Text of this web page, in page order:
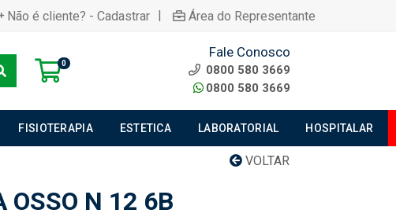
Não é cliente? - Cadastrar | Área do Representante
0
Fale Conosco
0800 580 3669
0800 580 3669
FISIOTERAPIA ESTETICA LABORATORIAL HOSPITALAR
VOLTAR
OSSO N 12 6B